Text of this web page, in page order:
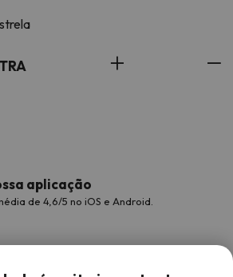
aplicação
de 4,6/5 no iOS e Android.